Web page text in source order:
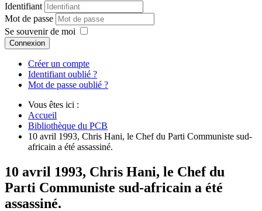
Identifiant
Mot de passe
Se souvenir de moi
Connexion
Créer un compte
Identifiant oublié ?
Mot de passe oublié ?
Vous êtes ici :
Accueil
Bibliothèque du PCB
10 avril 1993, Chris Hani, le Chef du Parti Communiste sud-
africain a été assassiné.
10 avril 1993, Chris Hani, le Chef du
Parti Communiste sud-africain a été
assassiné.